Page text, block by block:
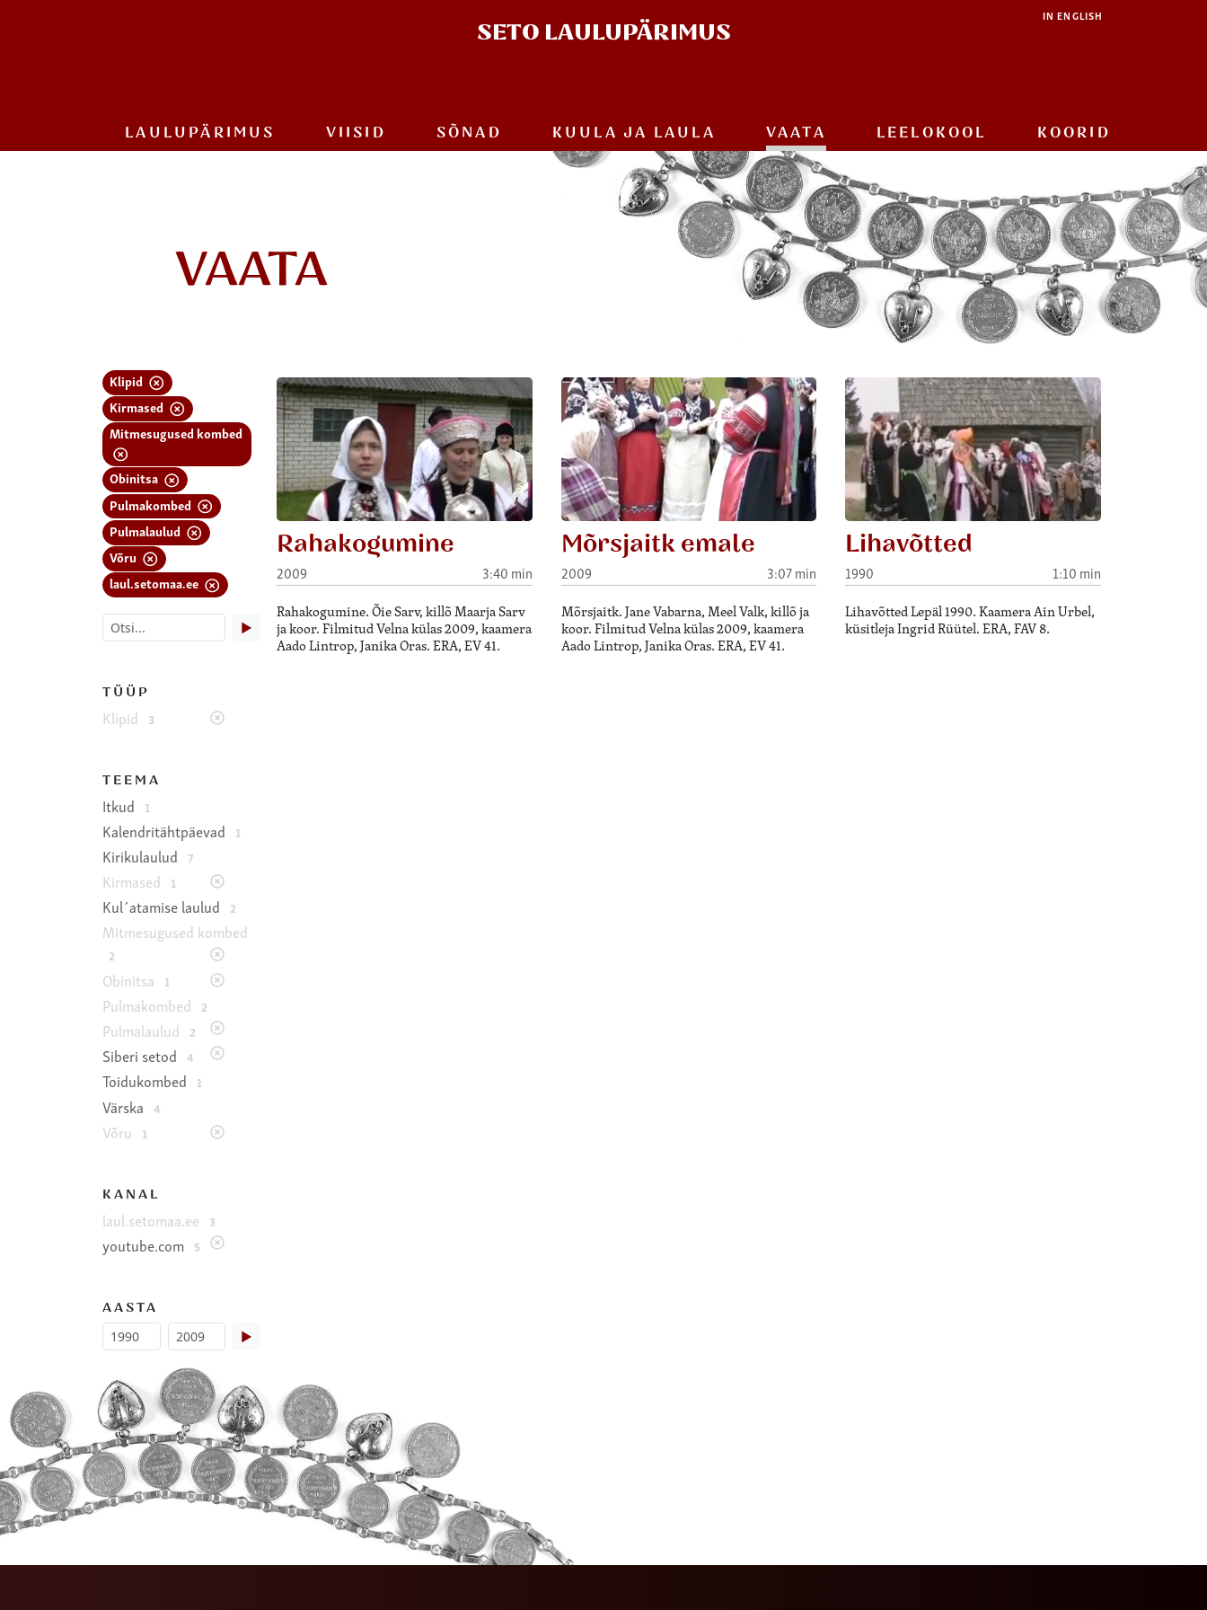
SETO LAULUPÄRIMUS
IN ENGLISH
LAULU­PÄRIMUS VIISID SÕNAD KUULA JA LAULA VAATA LEELOKOOL KOORID
VAATA
Klipid
Kirmased
Mitmesugused kombed
Obinitsa
Pulmakombed
Pulmalaulud
Võru
laul.setomaa.ee
▶
TÜÜP
Klipid 3
TEEMA
Itkud 1
Kalendritähtpäevad 1
Kirikulaulud 7
Kirmased 1
Kul´atamise laulud 2
Mitmesugused kombed
2
Obinitsa 1
Pulmakombed 2
Pulmalaulud 2
Siberi setod 4
Toidukombed 1
Värska 4
Võru 1
KANAL
laul.setomaa.ee 3
youtube.com 5
AASTA
▶
Rahakogumine
2009 3:40 min
Rahakogumine. Õie Sarv, killõ Maarja Sarv
ja koor. Filmitud Velna külas 2009, kaamera
Aado Lintrop, Janika Oras. ERA, EV 41.
Mõrsjaitk emale
2009 3:07 min
Mõrsjaitk. Jane Vabarna, Meel Valk, killõ ja
koor. Filmitud Velna külas 2009, kaamera
Aado Lintrop, Janika Oras. ERA, EV 41.
Lihavõtted
1990 1:10 min
Lihavõtted Lepäl 1990. Kaamera Ain Urbel,
küsitleja Ingrid Rüütel. ERA, FAV 8.